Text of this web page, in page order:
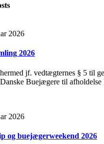
2026
2026
jf. vedtægternes § 5 til
Buejægere til
2026
og buejægerweekend 2026